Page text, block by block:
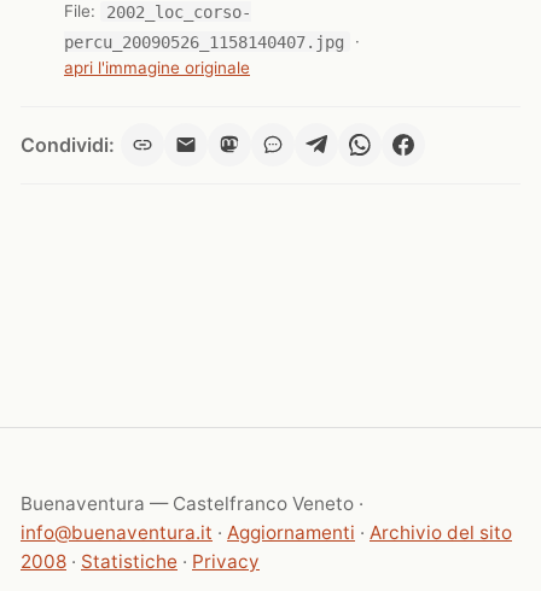
File:
2002_loc_corso-
percu_20090526_1158140407.jpg
·
apri l'immagine originale
Condividi:
Buenaventura — Castelfranco Veneto ·
info@buenaventura.it · Aggiornamenti · Archivio del sito
2008 · Statistiche · Privacy